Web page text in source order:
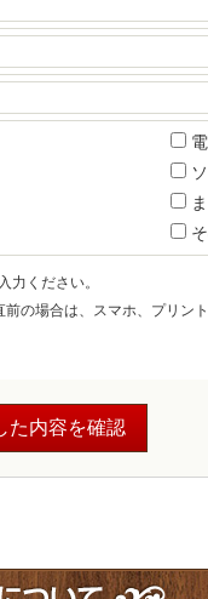
力ください。
の場合は、スマホ、プリン